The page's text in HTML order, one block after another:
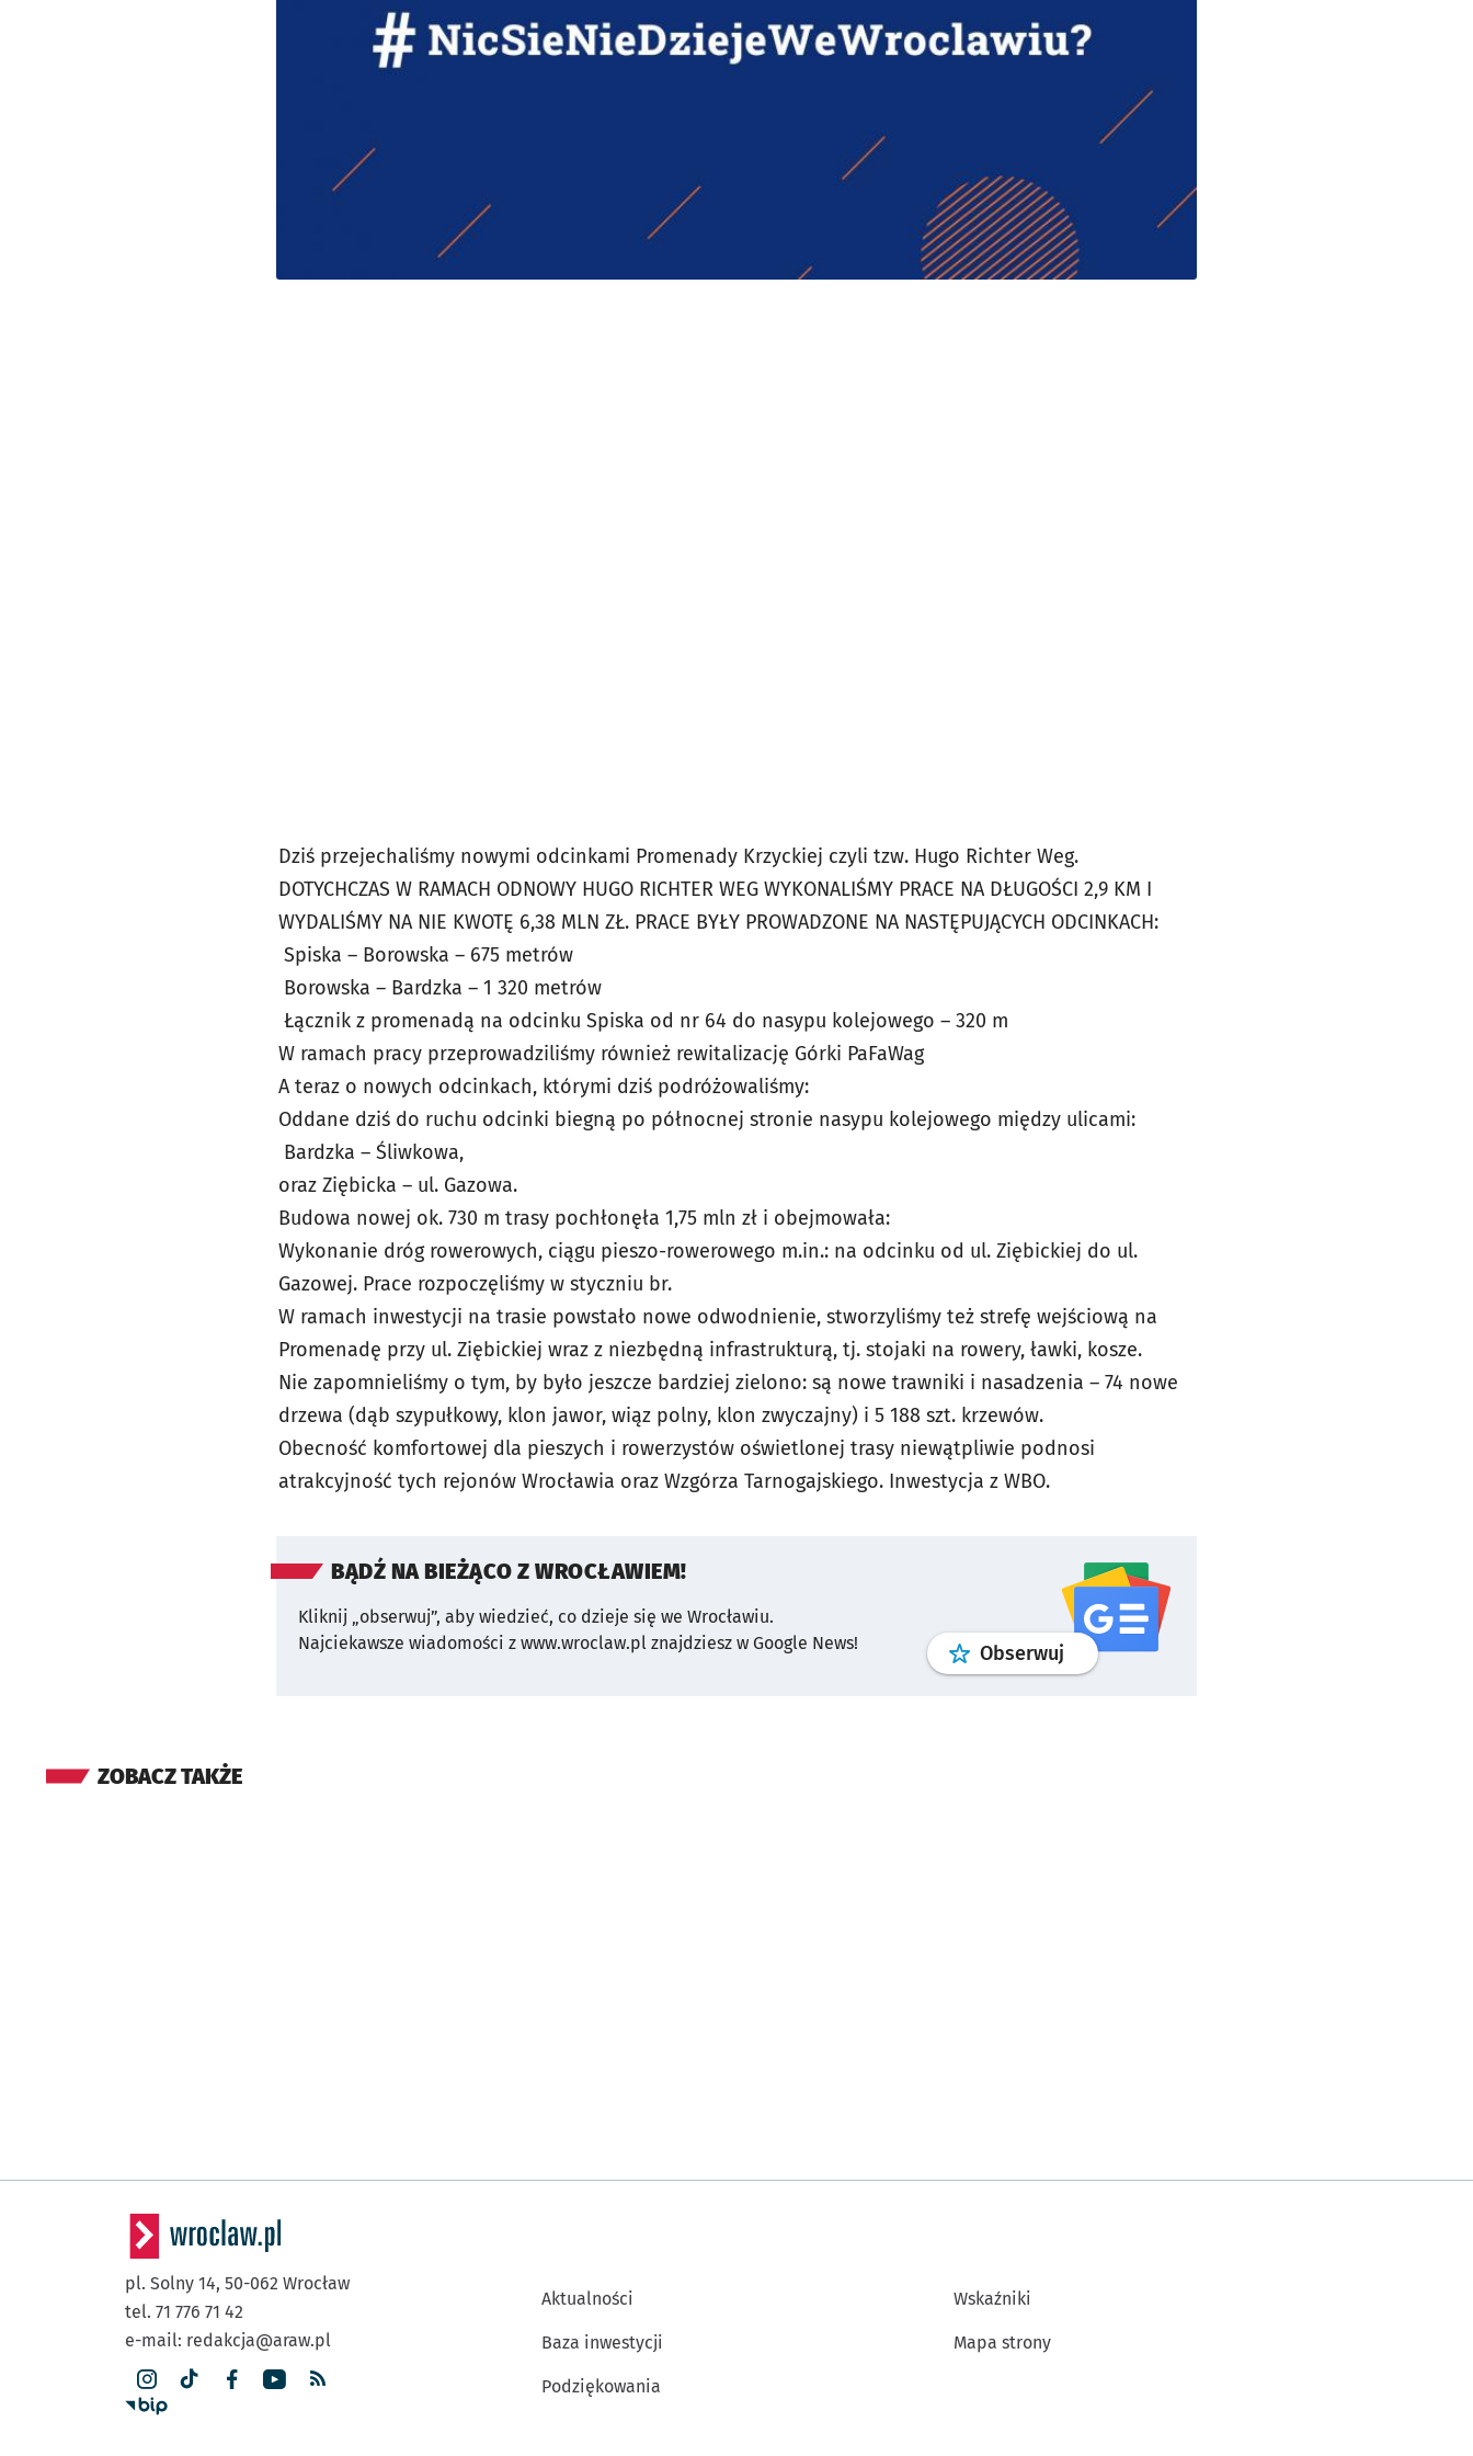
Dziś przejechaliśmy nowymi odcinkami Promenady Krzyckiej czyli tzw. Hugo Richter Weg.
DOTYCHCZAS W RAMACH ODNOWY HUGO RICHTER WEG WYKONALIŚMY PRACE NA DŁUGOŚCI 2,9 KM I
WYDALIŚMY NA NIE KWOTĘ 6,38 MLN ZŁ. PRACE BYŁY PROWADZONE NA NASTĘPUJĄCYCH ODCINKACH:
Spiska – Borowska – 675 metrów
Borowska – Bardzka – 1 320 metrów
Łącznik z promenadą na odcinku Spiska od nr 64 do nasypu kolejowego – 320 m
W ramach pracy przeprowadziliśmy również rewitalizację Górki PaFaWag
A teraz o nowych odcinkach, którymi dziś podróżowaliśmy:
Oddane dziś do ruchu odcinki biegną po północnej stronie nasypu kolejowego między ulicami:
Bardzka – Śliwkowa,
oraz Ziębicka – ul. Gazowa.
Budowa nowej ok. 730 m trasy pochłonęła 1,75 mln zł i obejmowała:
Wykonanie dróg rowerowych, ciągu pieszo-rowerowego m.in.: na odcinku od ul. Ziębickiej do ul.
Gazowej. Prace rozpoczęliśmy w styczniu br.
W ramach inwestycji na trasie powstało nowe odwodnienie, stworzyliśmy też strefę wejściową na
Promenadę przy ul. Ziębickiej wraz z niezbędną infrastrukturą, tj. stojaki na rowery, ławki, kosze.
Nie zapomnieliśmy o tym, by było jeszcze bardziej zielono: są nowe trawniki i nasadzenia – 74 nowe
drzewa (dąb szypułkowy, klon jawor, wiąz polny, klon zwyczajny) i 5 188 szt. krzewów.
Obecność komfortowej dla pieszych i rowerzystów oświetlonej trasy niewątpliwie podnosi
atrakcyjność tych rejonów Wrocławia oraz Wzgórza Tarnogajskiego. Inwestycja z WBO.
BĄDŹ NA BIEŻĄCO Z WROCŁAWIEM!
Kliknij „obserwuj”, aby wiedzieć, co dzieje się we Wrocławiu.
Najciekawsze wiadomości z www.wroclaw.pl znajdziesz w Google News!
Obserwuj profilgoogle news
ZOBACZ TAKŻE
pl. Solny 14, 50-062 Wrocław
tel. 71 776 71 42
e-mail: redakcja@araw.pl
Aktualności
Baza inwestycji
Podziękowania
Wskaźniki
Mapa strony